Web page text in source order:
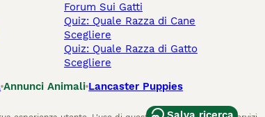
Forum Sui Gatti
Quiz: Quale Razza di Cane
Scegliere
Quiz: Quale Razza di Gatto
Scegliere
Annunci Animali Lancaster Puppies